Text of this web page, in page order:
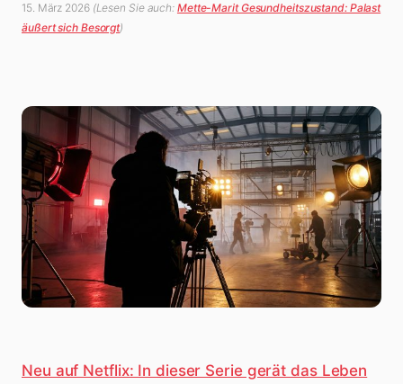
15. März 2026 (Lesen Sie auch: Mette-Marit Gesundheitszustand: Palast
äußert sich Besorgt)
Neu auf Netflix: In dieser Serie gerät das Leben